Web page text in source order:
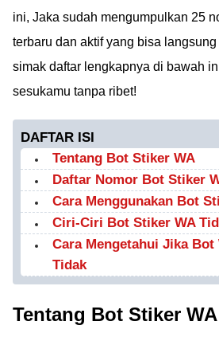
ini, Jaka sudah mengumpulkan 25
terbaru dan aktif yang bisa
simak daftar lengkapnya di bawah
sesukamu tanpa ribet!
DAFTAR ISI
Tentang Bot Stiker WA
Daftar Nomor Bot Stiker
Cara Menggunakan Bot
Ciri-Ciri Bot Stiker WA
Cara Mengetahui Jika Bot
Tidak
Tentang Bot Stiker WA